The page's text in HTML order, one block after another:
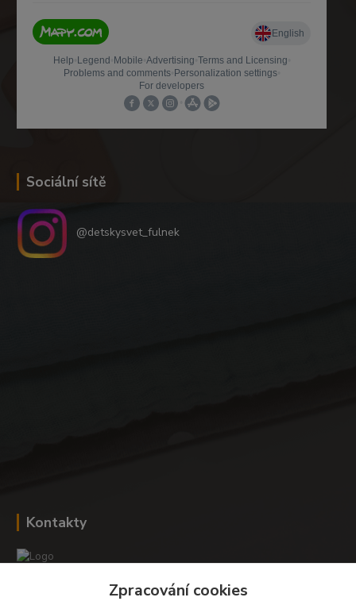
Sociální sítě
@detskysvet_fulnek
Kontakty
Zpracování cookies